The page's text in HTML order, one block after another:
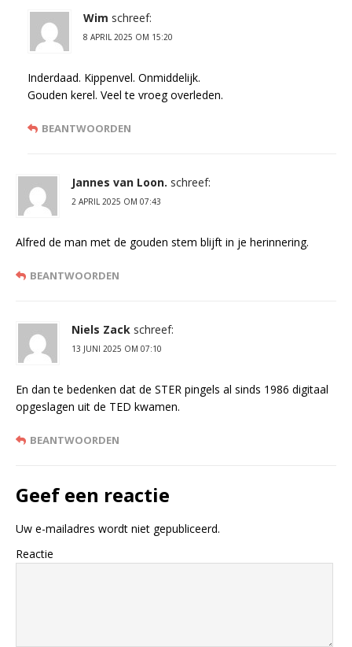
Wim schreef:
8 APRIL 2025 OM 15:20
Inderdaad. Kippenvel. Onmiddelijk.
Gouden kerel. Veel te vroeg overleden.
BEANTWOORDEN
Jannes van Loon. schreef:
2 APRIL 2025 OM 07:43
Alfred de man met de gouden stem blijft in je herinnering.
BEANTWOORDEN
Niels Zack schreef:
13 JUNI 2025 OM 07:10
En dan te bedenken dat de STER pingels al sinds 1986 digitaal
opgeslagen uit de TED kwamen.
BEANTWOORDEN
Geef een reactie
Uw e-mailadres wordt niet gepubliceerd.
Reactie